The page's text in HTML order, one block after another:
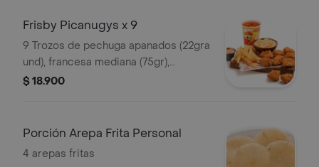
Frisby Picanugys x 9
9 Trozos de pechuga apanados (22gra
und), francesa mediana (75gr),
ensalada de repollo (145gr) y gaseosa
$ 18.900
Porción Arepa Frita Personal
4 arepas fritas